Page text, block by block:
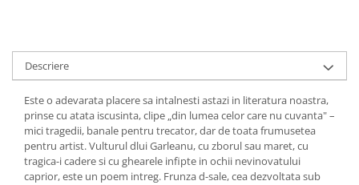
Descriere
Este o adevarata placere sa intalnesti astazi in literatura noastra,
prinse cu atata iscusinta, clipe „din lumea celor care nu cuvanta" –
mici tragedii, banale pentru trecator, dar de toata frumusetea
pentru artist. Vulturul dlui Garleanu, cu zborul sau maret, cu
tragica-i cadere si cu ghearele infipte in ochii nevinovatului
caprior, este un poem intreg. Frunza d-sale, cea dezvoltata sub